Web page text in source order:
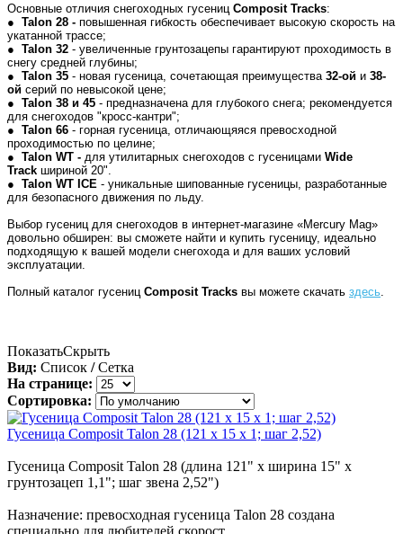
Основные отличия снегоходных гусениц Composit Tracks:
● Talon 28 - повышенная гибкость обеспечивает высокую скорость на
укатанной трассе;
● Talon 32 - увеличенные грунтозацепы гарантируют проходимость в
снегу средней глубины;
● Talon 35 - новая гусеница, сочетающая преимущества 32-ой и 38-
ой серий по невысокой цене;
● Talon 38 и 45 - предназначена для глубокого снега; рекомендуется
для снегоходов "кросс-кантри";
● Talon 66 - горная гусеница, отличающяяся превосходной
проходимостью по целине;
● Talon WT - для утилитарных снегоходов c гусеницами Wide
Track шириной 20".
● Talon WT ICE - уникальные шипованные гусеницы, разработанные
для безопасного движения по льду.
Выбор гусениц для снегоходов в интернет-магазине «Mercury Mag»
довольно обширен: вы сможете найти и купить гусеницу, идеально
подходящую к вашей модели снегохода и для ваших условий
эксплуатации.
Полный каталог гусениц Composit Tracks вы можете скачать здесь
ПоказатьСкрыть
Вид: Список / Сетка
На странице:
Сортировка:
Гусеница Composit Talon 28 (121 x 15 х 1; шаг 2,52)
Гусеница Composit Talon 28 (длина 121" x ширина 15" x
грунтозацеп 1,1"; шаг звена 2,52")
Назначение: превосходная гусеница Talon 28 создана
специально для любителей скорост..